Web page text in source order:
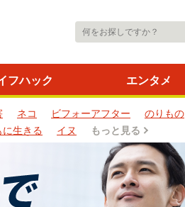
フハック エンタメ
ネコ ビフォーアフター のりもの
に生きる イヌ もっと見る